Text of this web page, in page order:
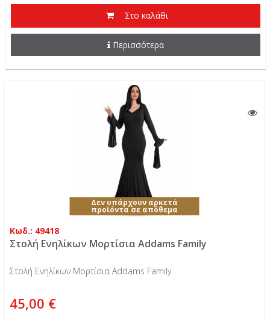
Στο καλάθι
Περισσότερα
Δεν υπάρχουν αρκετά
προϊόντα σε απόθεμα
Κωδ.: 49418
Στολή Ενηλίκων Μορτίσια Addams Family
Στολή Ενηλίκων Μορτίσια Addams Family
45,00 €